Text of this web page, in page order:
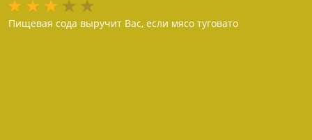
Пищевая сода выручит Вас, если мясо туговато